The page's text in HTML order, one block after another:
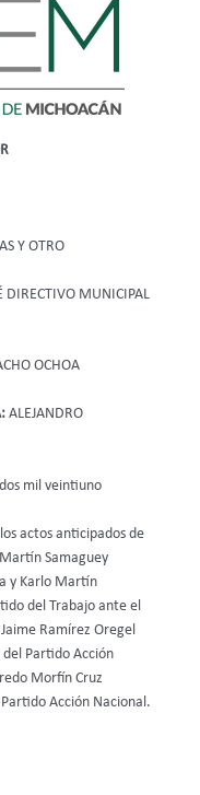
Y OTRO
DIRECTIVO MUNICIPAL
OCHOA
ALEJANDRO
mil veintiuno
actos anticipados de
Samaguey
y Karlo Martín
del Trabajo ante el
Ramírez Oregel
Partido Acción
Morfín Cruz
Acción Nacional.